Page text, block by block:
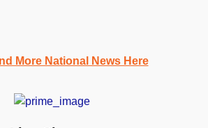
More National News Here